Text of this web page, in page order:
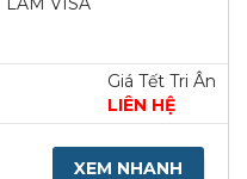
Giá Tết Tri Ân
LIÊN HỆ
XEM NHANH